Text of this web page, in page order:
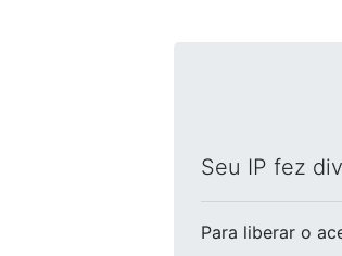
Seu IP fez
Para liberar o